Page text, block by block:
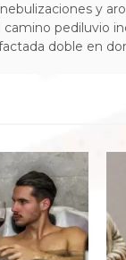
y
pediluvio
doble en